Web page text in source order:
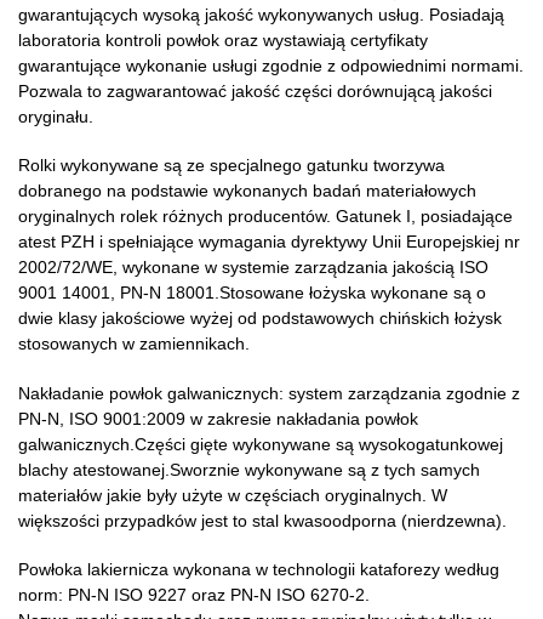
gwarantujących wysoką jakość wykonywanych usług. Posiadają
laboratoria kontroli powłok oraz wystawiają certyfikaty
gwarantujące wykonanie usługi zgodnie z odpowiednimi normami.
Pozwala to zagwarantować jakość części dorównującą jakości
oryginału.
Rolki wykonywane są ze specjalnego gatunku tworzywa
dobranego na podstawie wykonanych badań materiałowych
oryginalnych rolek różnych producentów. Gatunek I, posiadające
atest PZH i spełniające wymagania dyrektywy Unii Europejskiej nr
2002/72/WE, wykonane w systemie zarządzania jakością ISO
9001 14001, PN-N 18001.Stosowane łożyska wykonane są o
dwie klasy jakościowe wyżej od podstawowych chińskich łożysk
stosowanych w zamiennikach.
Nakładanie powłok galwanicznych: system zarządzania zgodnie z
PN-N, ISO 9001:2009 w zakresie nakładania powłok
galwanicznych.Części gięte wykonywane są wysokogatunkowej
blachy atestowanej.Sworznie wykonywane są z tych samych
materiałów jakie były użyte w częściach oryginalnych. W
większości przypadków jest to stal kwasoodporna (nierdzewna).
Powłoka lakiernicza wykonana w technologii kataforezy według
norm: PN-N ISO 9227 oraz PN-N ISO 6270-2.